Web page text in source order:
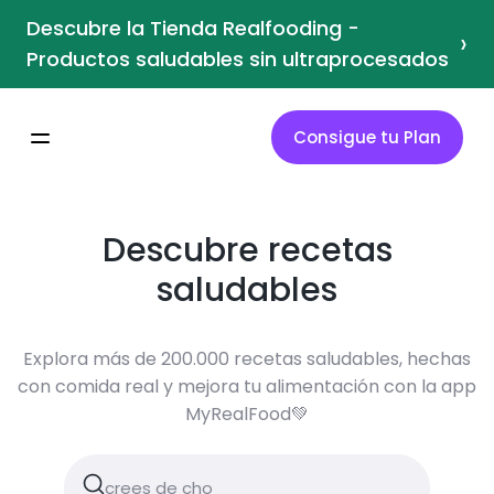
Descubre la Tienda Realfooding -
Productos saludables sin ultraprocesados ›
Consigue tu Plan
Descubre recetas
saludables
Explora más de 200.000 recetas saludables, hechas
con comida real y mejora tu alimentación con la app
MyRealFood💚